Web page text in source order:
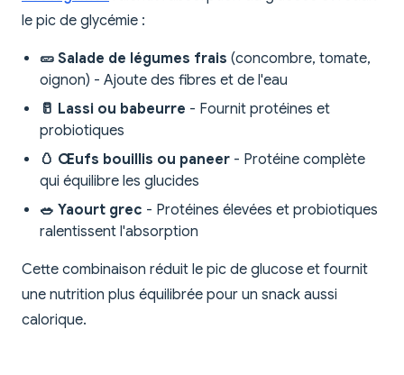
le pic de glycémie :
🥒 Salade de légumes frais (concombre, tomate,
oignon) - Ajoute des fibres et de l'eau
🥛 Lassi ou babeurre - Fournit protéines et
probiotiques
🥚 Œufs bouillis ou paneer - Protéine complète
qui équilibre les glucides
🥗 Yaourt grec - Protéines élevées et probiotiques
ralentissent l'absorption
Cette combinaison réduit le pic de glucose et fournit
une nutrition plus équilibrée pour un snack aussi
calorique.